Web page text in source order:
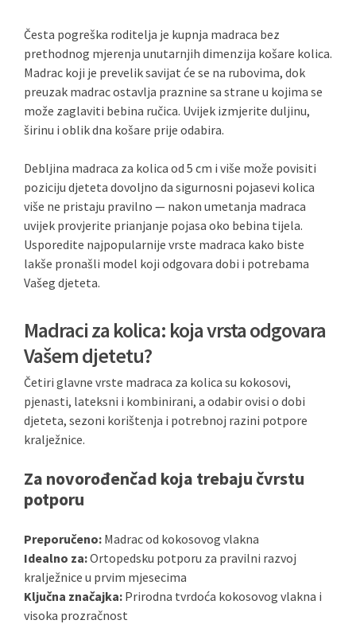
Česta pogreška roditelja je kupnja madraca bez
prethodnog mjerenja unutarnjih dimenzija košare kolica.
Madrac koji je prevelik savijat će se na rubovima, dok
preuzak madrac ostavlja praznine sa strane u kojima se
može zaglaviti bebina ručica. Uvijek izmjerite duljinu,
širinu i oblik dna košare prije odabira.
Debljina madraca za kolica od 5 cm i više može povisiti
poziciju djeteta dovoljno da sigurnosni pojasevi kolica
više ne pristaju pravilno — nakon umetanja madraca
uvijek provjerite prianjanje pojasa oko bebina tijela.
Usporedite najpopularnije vrste madraca kako biste
lakše pronašli model koji odgovara dobi i potrebama
Vašeg djeteta.
Madraci za kolica: koja vrsta odgovara
Vašem djetetu?
Četiri glavne vrste madraca za kolica su kokosovi,
pjenasti, lateksni i kombinirani, a odabir ovisi o dobi
djeteta, sezoni korištenja i potrebnoj razini potpore
kralježnice.
Za novorođenčad koja trebaju čvrstu
potporu
Preporučeno: Madrac od kokosovog vlakna
Idealno za:Ortopedsku potporu za pravilni razvoj
kralježnice u prvim mjesecima
Ključna značajka: Prirodna tvrdoća kokosovog vlakna i
visoka prozračnost